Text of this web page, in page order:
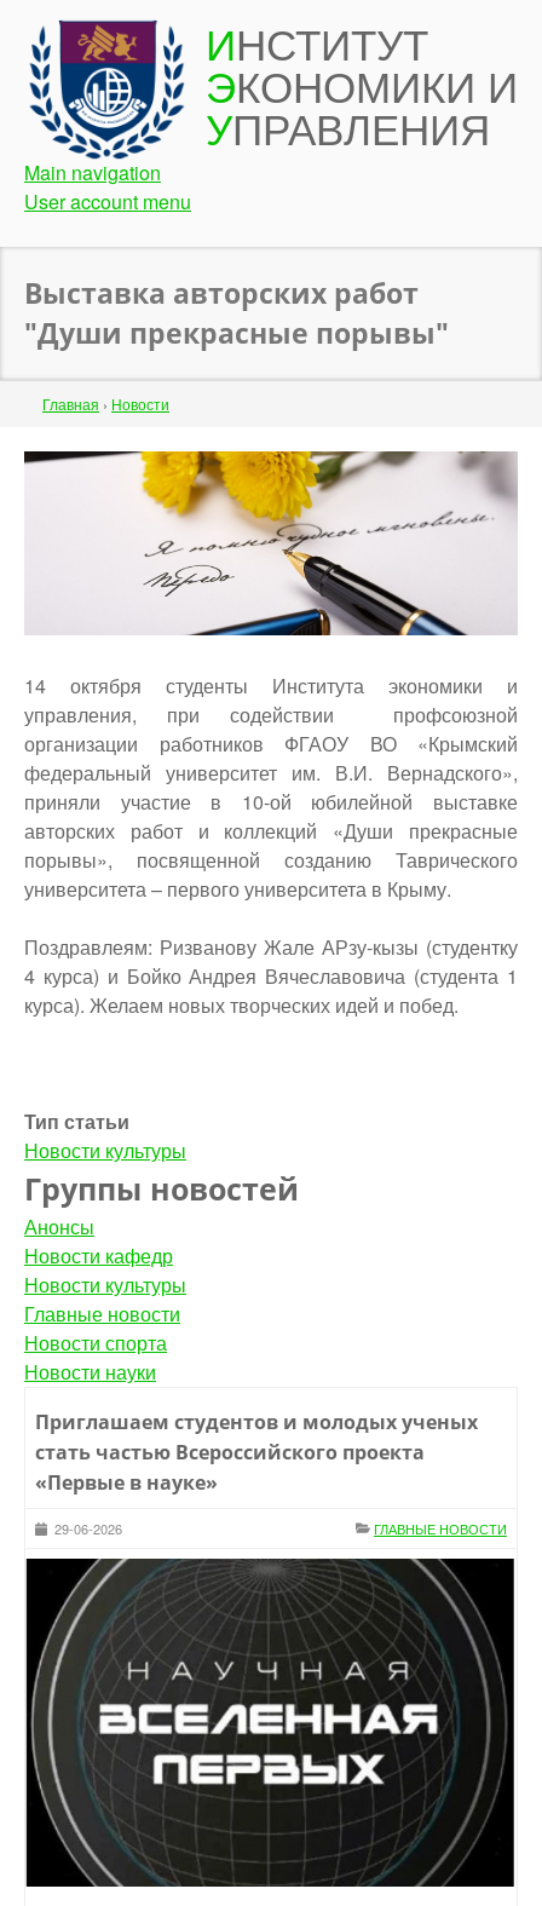
Перейти
основному
содержанию
ИНСТИТУТ
ЭКОНОМИКИ И
УПРАВЛЕНИЯ
Main navigation
User account menu
Выставка авторских работ
"Души прекрасные порывы"
Строка
навигации
Главная › Новости
Back
14 октября студенты Института экономики и
управления, при содействии профсоюзной
организации работников ФГАОУ ВО «Крымский
федеральный университет им. В.И. Вернадского»,
приняли участие в 10-ой юбилейной выставке
авторских работ и коллекций «Души прекрасные
порывы», посвященной созданию Таврического
университета – первого университета в Крыму.
Поздравлеям: Ризванову Жале АРзу-кызы (студентку
4 курса) и Бойко Андрея Вячеславовича (студента 1
курса). Желаем новых творческих идей и побед.
Тип статьи
Новости культуры
Группы новостей
Анонсы
Новости кафедр
Новости культуры
Главные новости
Новости спорта
Новости науки
Приглашаем студентов и молодых ученых
стать частью Всероссийского проекта
«Первые в науке»
29-06-2026 ГЛАВНЫЕ НОВОСТИ